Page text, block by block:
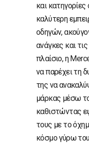
και
καλύτερη
οδηγών,
ανάγκες και
πλαίσιο, η
να παρέχει τη
της να
μάρκας μέσω
καθιστώντας
τους με το
κόσμο γύρω